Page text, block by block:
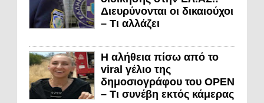
Διευρύνονται οι δικαιούχοι
– Τι αλλάζει
Η αλήθεια πίσω από το
viral γέλιο της
δημοσιογράφου του OPEN
– Τι συνέβη εκτός κάμερας